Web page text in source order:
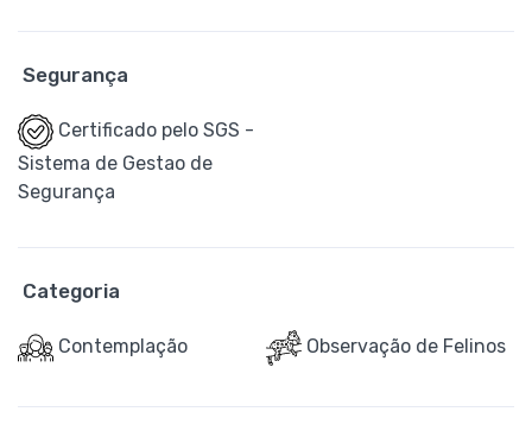
Segurança
Certificado pelo SGS -
Sistema de Gestao de
Segurança
Categoria
Contemplação Observação de Felinos